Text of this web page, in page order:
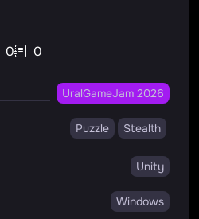
0 0
UralGameJam 2026
Puzzle Stealth
Unity
Windows